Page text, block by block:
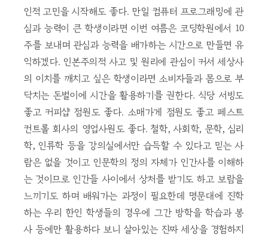
인적 고민을 시작해도 좋다. 만일 컴퓨터 프로그래밍에 관
심과 능력이 큰 학생이라면 이번 여름은 코딩학원에서 10
주를 보내며 관심과 능력을 배가하는 시간으로 만들면 유
익하겠다. 인본주의적 사고 및 원리에 관심이 커서 세상사
의 이치를 깨치고 싶은 학생이라면 소비자들과 몸으로 부
닥치는 돈벌이에 시간을 활용하기를 권한다. 식당 서빙도
좋고 커피샵 점원도 좋다. 소매가게 점원도 좋고 페스트
컨트롤 회사의 영업사원도 좋다. 철학, 사회학, 문학, 심리
학, 인류학 등을 강의실에서만 습득할 수 있다고 믿는 사
람은 없을 것이고 인문학의 정의 자체가 인간사를 이해하
는 것이므로 인간들 사이에서 상처를 받기도 하고 보람을
느끼기도 하며 배워가는 과정이 필요한데 명문대에 진학
하는 우리 한인 학생들의 경우에 그간 방학을 학습과 봉
사 등에만 활용하다 보니 살아있는 진짜 세상을 경험하지